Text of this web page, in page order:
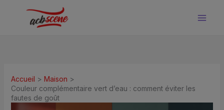
Accueil
Maison
Couleur complémentaire vert d’eau : comment éviter les
fautes de goût